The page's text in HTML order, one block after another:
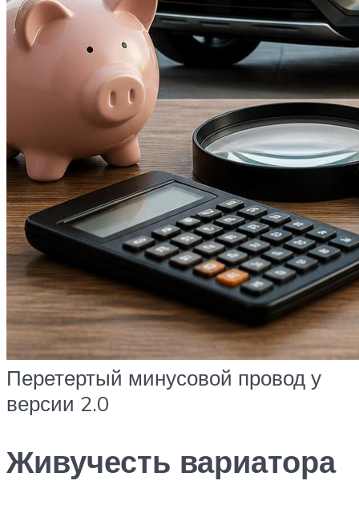
Перетертый минусовой провод у
версии 2.0
Живучесть вариатора